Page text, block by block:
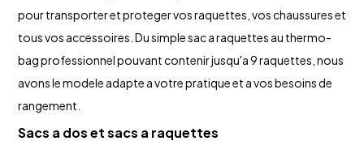
pour transporter et proteger vos raquettes, vos chaussures et
tous vos accessoires. Du simple sac a raquettes au thermo-
bag professionnel pouvant contenir jusqu'a 9 raquettes, nous
avons le modele adapte a votre pratique et a vos besoins de
rangement.
Sacs a dos et sacs a raquettes